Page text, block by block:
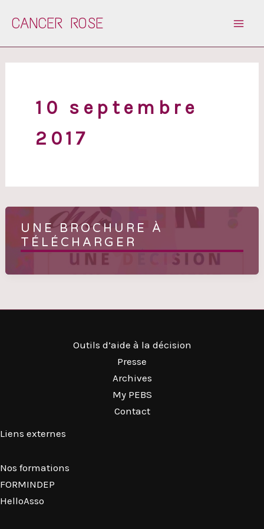
CANCER ROSE
10 septembre
2017
UNE BROCHURE À
TÉLÉCHARGER
Outils d’aide à la décision
Presse
Archives
My PEBS
Contact
Liens externes
Nos formations
FORMINDEP
HelloAsso